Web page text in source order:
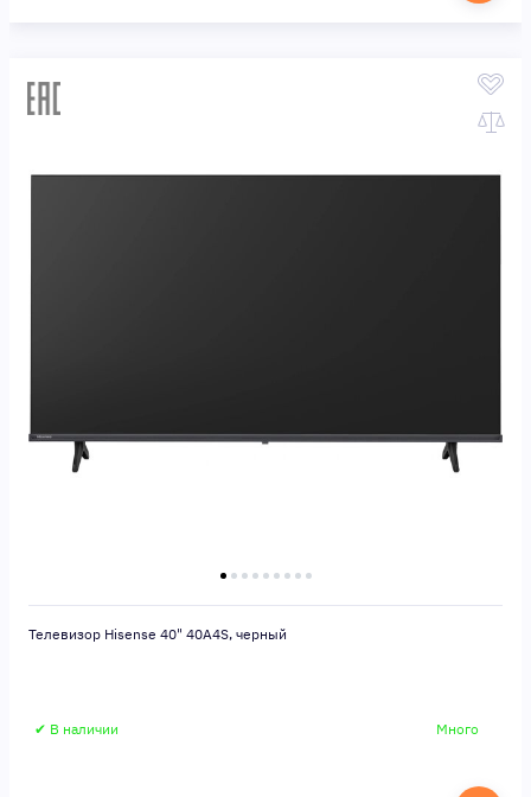
Телевизор Hisense 40" 40A4S, черный
✔ В наличии Много